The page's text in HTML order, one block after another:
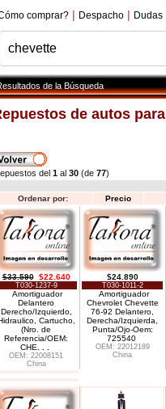
comprar? | Despacho | Dudas
de la Búsqueda
de autos
del 1 al 30 (de 77)
Ordenar por: Precio
$33.590 $22.640
T030-1237-9
Amortiguador
Delantero
Derecho/Izquierdo,
Cartucho,
(Nro. de
Referencia/OEM:
CHE
OEM: 22008151
China
$24.890
T030-1011-2
Amortiguador
Chevrolet Chevette
76-92 Delantero,
Derecha/Izquierda,
Punta/Ojo-Oem:
725540
OEM: 22012189
China